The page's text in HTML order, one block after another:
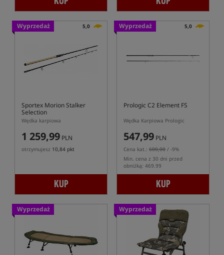
Wyprzedaż 5,0
Sportex Morion Stalker
Selection
Wędka karpiowa
1 259,99 PLN
otrzymujesz 10,84 pkt
KUP
Wyprzedaż 5,0
Prologic C2 Element FS
Wędka Karpiowa Prologic
547,99 PLN
Cena kat.: 600,00 / -9%
Min. cena z 30 dni przed
obniżką: 469.99
KUP
Wyprzedaż Wyprzedaż